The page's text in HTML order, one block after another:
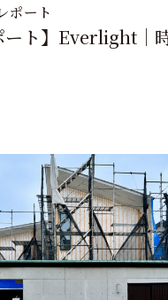
ポート
ート】Everlight｜